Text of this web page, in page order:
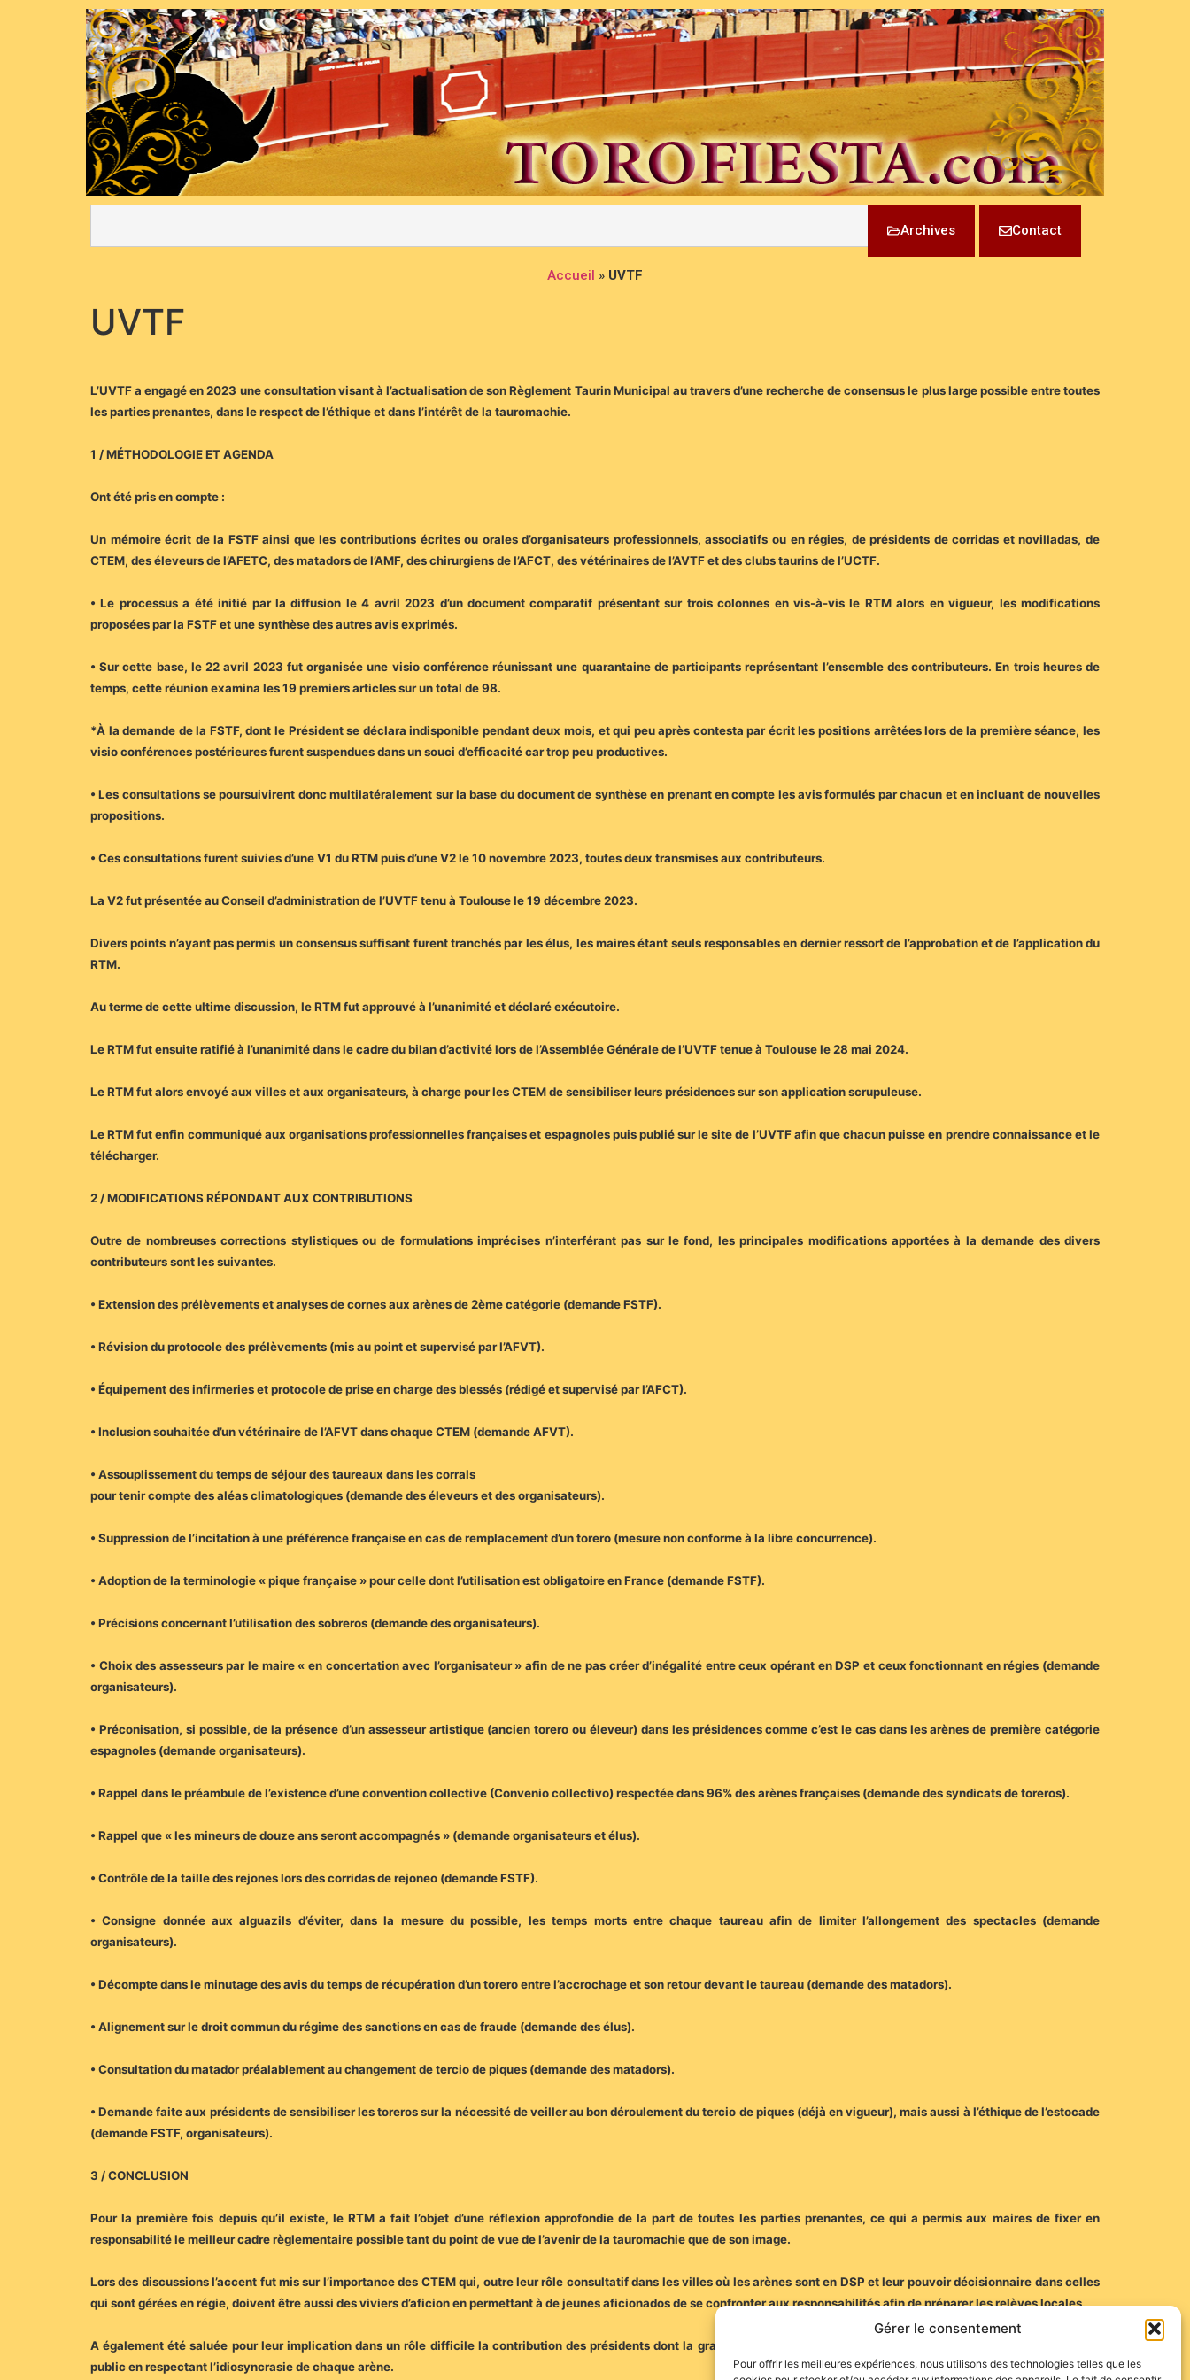
Gérer le consentement
Pour offrir les meilleures expériences, nous utilisons des technologies telles que les
Archives Contact
Accueil » UVTF
UVTF
L’UVTF a engagé en 2023 une consultation visant à l’actualisation de son Règlement Taurin Municipal au travers d’une recherche de consensus le plus large possible entre toutes
les parties prenantes, dans le respect de l’éthique et dans l’intérêt de la tauromachie.
1 / MÉTHODOLOGIE ET AGENDA
Ont été pris en compte :
Un mémoire écrit de la FSTF ainsi que les contributions écrites ou orales d’organisateurs professionnels, associatifs ou en régies, de présidents de corridas et novilladas, de
CTEM, des éleveurs de l’AFETC, des matadors de l’AMF, des chirurgiens de l’AFCT, des vétérinaires de l’AVTF et des clubs taurins de l’UCTF.
• Le processus a été initié par la diffusion le 4 avril 2023 d’un document comparatif présentant sur trois colonnes en vis-à-vis le RTM alors en vigueur, les modifications
proposées par la FSTF et une synthèse des autres avis exprimés.
• Sur cette base, le 22 avril 2023 fut organisée une visio conférence réunissant une quarantaine de participants représentant l’ensemble des contributeurs. En trois heures de
temps, cette réunion examina les 19 premiers articles sur un total de 98.
*À la demande de la FSTF, dont le Président se déclara indisponible pendant deux mois, et qui peu après contesta par écrit les positions arrêtées lors de la première séance, les
visio conférences postérieures furent suspendues dans un souci d’efficacité car trop peu productives.
• Les consultations se poursuivirent donc multilatéralement sur la base du document de synthèse en prenant en compte les avis formulés par chacun et en incluant de nouvelles
propositions.
• Ces consultations furent suivies d’une V1 du RTM puis d’une V2 le 10 novembre 2023, toutes deux transmises aux contributeurs.
La V2 fut présentée au Conseil d’administration de l’UVTF tenu à Toulouse le 19 décembre 2023.
Divers points n’ayant pas permis un consensus suffisant furent tranchés par les élus, les maires étant seuls responsables en dernier ressort de l’approbation et de l’application du
RTM.
Au terme de cette ultime discussion, le RTM fut approuvé à l’unanimité et déclaré exécutoire.
Le RTM fut ensuite ratifié à l’unanimité dans le cadre du bilan d’activité lors de l’Assemblée Générale de l’UVTF tenue à Toulouse le 28 mai 2024.
Le RTM fut alors envoyé aux villes et aux organisateurs, à charge pour les CTEM de sensibiliser leurs présidences sur son application scrupuleuse.
Le RTM fut enfin communiqué aux organisations professionnelles françaises et espagnoles puis publié sur le site de l’UVTF afin que chacun puisse en prendre connaissance et le
télécharger.
2 / MODIFICATIONS RÉPONDANT AUX CONTRIBUTIONS
Outre de nombreuses corrections stylistiques ou de formulations imprécises n’interférant pas sur le fond, les principales modifications apportées à la demande des divers
contributeurs sont les suivantes.
• Extension des prélèvements et analyses de cornes aux arènes de 2ème catégorie (demande FSTF).
• Révision du protocole des prélèvements (mis au point et supervisé par l’AFVT).
• Équipement des infirmeries et protocole de prise en charge des blessés (rédigé et supervisé par l’AFCT).
• Inclusion souhaitée d’un vétérinaire de l’AFVT dans chaque CTEM (demande AFVT).
• Assouplissement du temps de séjour des taureaux dans les corrals
pour tenir compte des aléas climatologiques (demande des éleveurs et des organisateurs).
• Suppression de l’incitation à une préférence française en cas de remplacement d’un torero (mesure non conforme à la libre concurrence).
• Adoption de la terminologie « pique française » pour celle dont l’utilisation est obligatoire en France (demande FSTF).
• Précisions concernant l’utilisation des sobreros (demande des organisateurs).
• Choix des assesseurs par le maire « en concertation avec l’organisateur » afin de ne pas créer d’inégalité entre ceux opérant en DSP et ceux fonctionnant en régies (demande
organisateurs).
• Préconisation, si possible, de la présence d’un assesseur artistique (ancien torero ou éleveur) dans les présidences comme c’est le cas dans les arènes de première catégorie
espagnoles (demande organisateurs).
• Rappel dans le préambule de l’existence d’une convention collective (Convenio collectivo) respectée dans 96% des arènes françaises (demande des syndicats de toreros).
• Rappel que « les mineurs de douze ans seront accompagnés » (demande organisateurs et élus).
• Contrôle de la taille des rejones lors des corridas de rejoneo (demande FSTF).
• Consigne donnée aux alguazils d’éviter, dans la mesure du possible, les temps morts entre chaque taureau afin de limiter l’allongement des spectacles (demande
organisateurs).
• Décompte dans le minutage des avis du temps de récupération d’un torero entre l’accrochage et son retour devant le taureau (demande des matadors).
• Alignement sur le droit commun du régime des sanctions en cas de fraude (demande des élus).
• Consultation du matador préalablement au changement de tercio de piques (demande des matadors).
• Demande faite aux présidents de sensibiliser les toreros sur la nécessité de veiller au bon déroulement du tercio de piques (déjà en vigueur), mais aussi à l’éthique de l’estocade
(demande FSTF, organisateurs).
3 / CONCLUSION
Pour la première fois depuis qu’il existe, le RTM a fait l’objet d’une réflexion approfondie de la part de toutes les parties prenantes, ce qui a permis aux maires de fixer en
responsabilité le meilleur cadre règlementaire possible tant du point de vue de l’avenir de la tauromachie que de son image.
Lors des discussions l’accent fut mis sur l’importance des CTEM qui, outre leur rôle consultatif dans les villes où les arènes sont en DSP et leur pouvoir décisionnaire dans celles
qui sont gérées en régie, doivent être aussi des viviers d’aficion en permettant à de jeunes aficionados de se confronter aux responsabilités afin de préparer les relèves locales.
A également été saluée pour leur implication dans un rôle difficile la contribution des présidents dont la grande majorité parvient à combiner l’exigence éthique et l’écoute du
public en respectant l’idiosyncrasie de chaque arène.